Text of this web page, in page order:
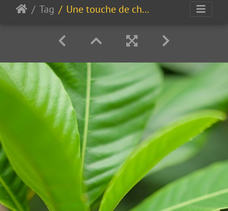
Tag Une touche de cherry